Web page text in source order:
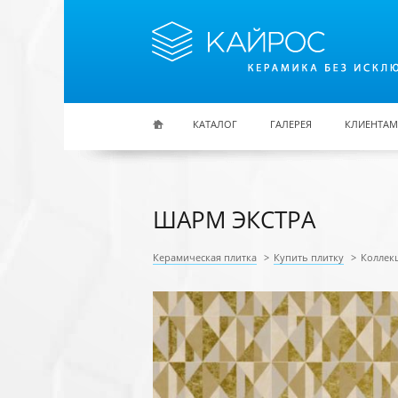
КАТАЛОГ ГАЛЕРЕЯ КЛИЕНТАМ
ШАРМ ЭКСТРА
Керамическая плитка > Купить плитку >